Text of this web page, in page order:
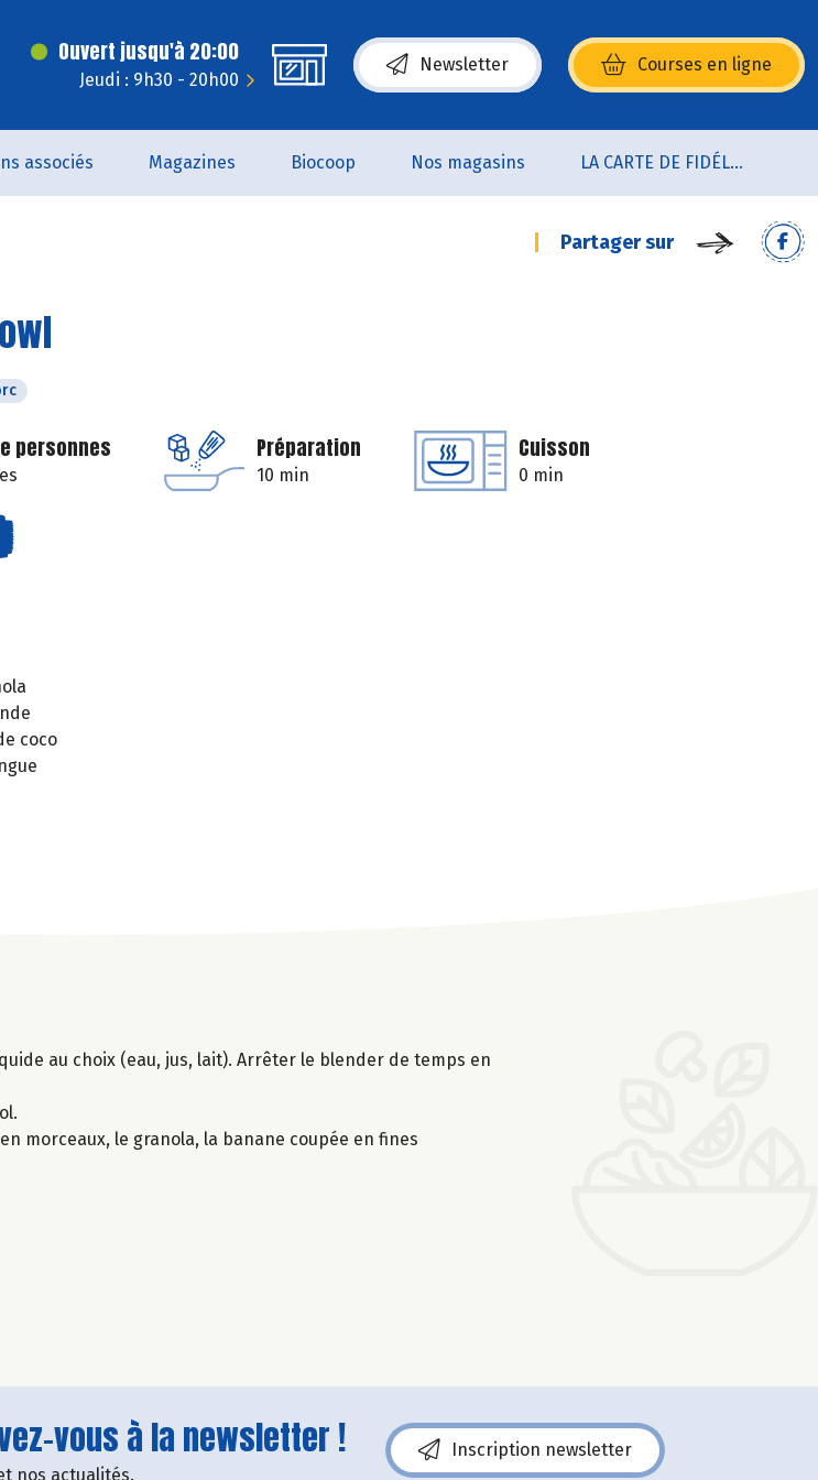
Ouvert jusqu'à 20:00
Jeudi : 9h30 - 20h00
Newsletter Courses en ligne
(s’ouvre dans une nouvelle fenêtre)
associés Magazines Biocoop Nos magasins LA CARTE DE FIDÉLITÉ
Partager sur
personnes Préparation
10 min
Cuisson
0 min
coco
au choix (eau, jus, lait). Arrêter le blender de temps en
morceaux, le granola, la banane coupée en fines
vous à la newsletter !
nos actualités.
Inscription newsletter